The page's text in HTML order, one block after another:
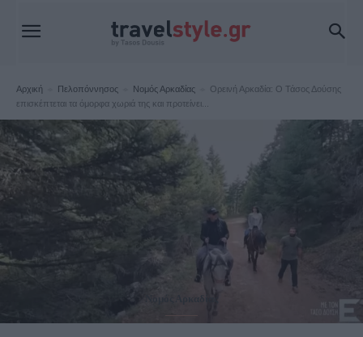
Αρχική Πελοπόννησος Νομός Αρκαδίας
Ορεινή Αρκαδία: Ο Τάσος Δούσης
επισκέπτεται τα όμορφα χωριά της και προτείνει...